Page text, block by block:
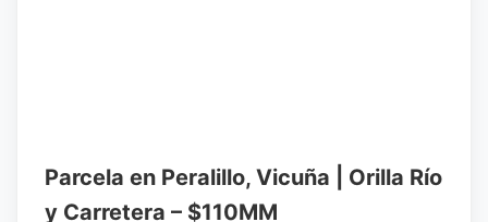
Parcela en Peralillo, Vicuña | Orilla Río
y Carretera – $110MM